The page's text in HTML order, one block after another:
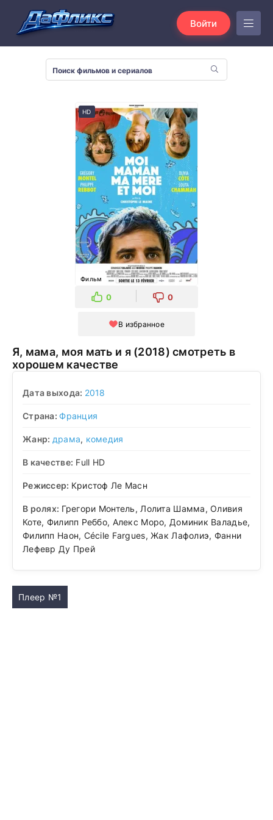
Войти
HD
Фильм
0 0
В избранное
Я, мама, моя мать и я (2018) смотреть в
хорошем качестве
Дата выхода: 2018
Страна:Франция
Жанр: драма, комедия
В качестве: Full HD
Режиссер: Кристоф Ле Масн
В ролях: Грегори Монтель, Лолита Шамма, Оливия
Коте, Филипп Реббо, Алекс Моро, Доминик Валадье,
Филипп Наон, Cécile Fargues, Жак Лафолиэ, Фанни
Лефевр Ду Прей
Плеер №1